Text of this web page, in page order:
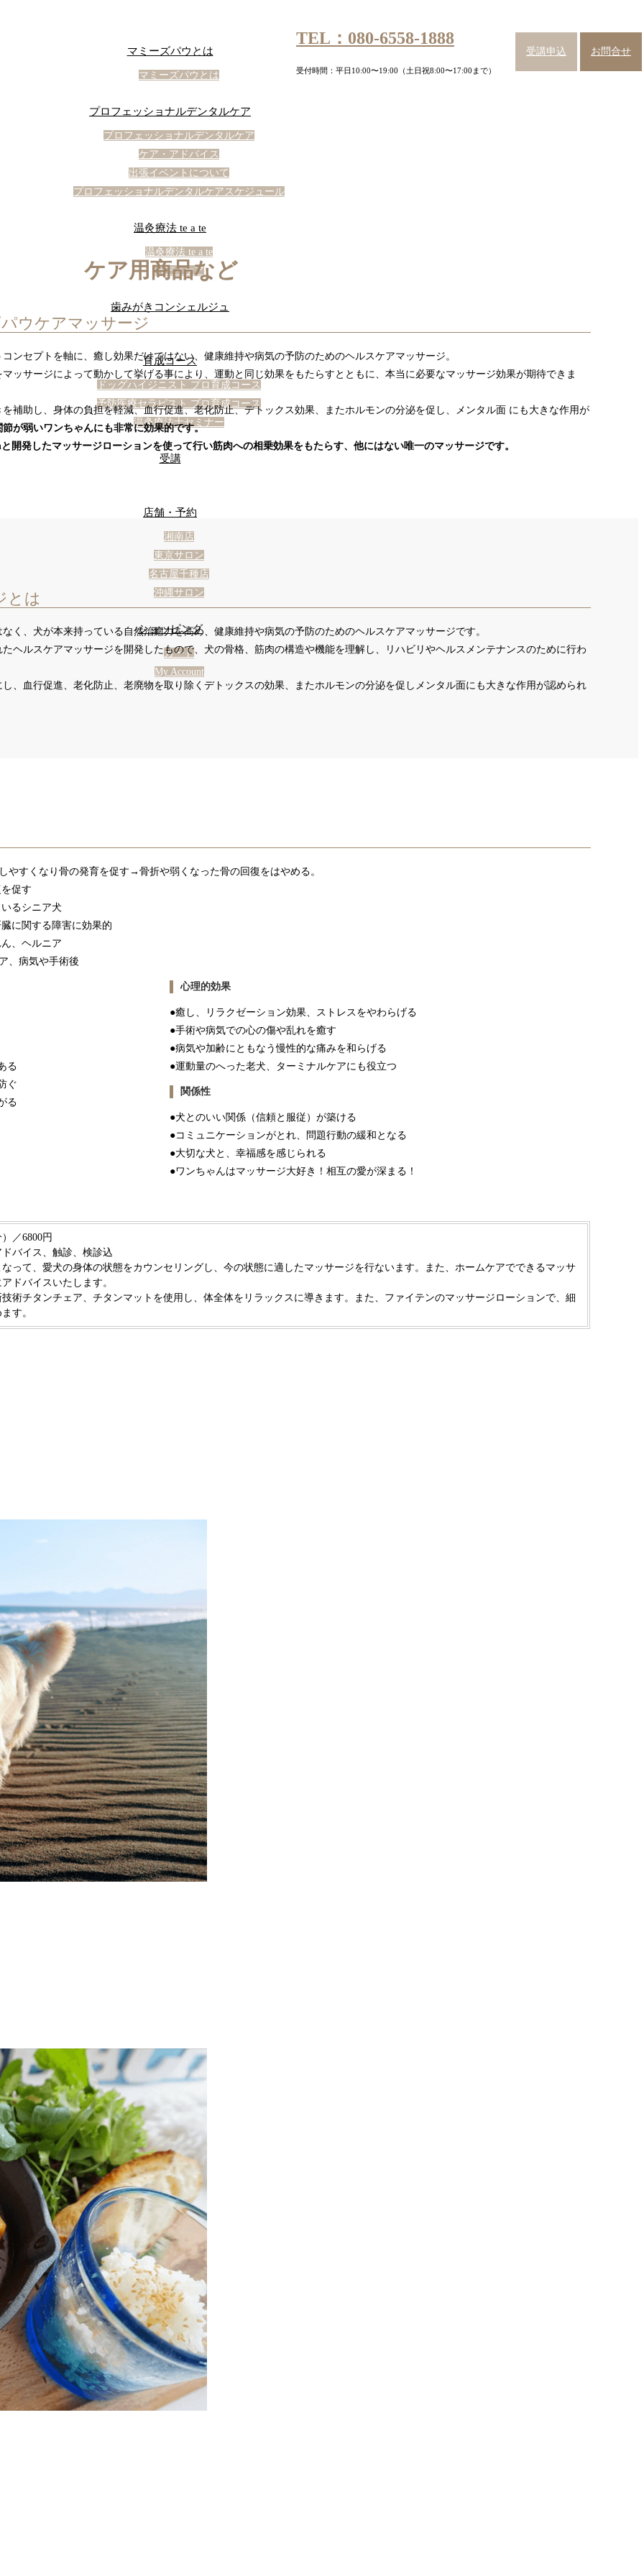
TEL：080-6558-1888
受付時間：平日10:00〜19:00（土日祝8:00〜17:00まで）
受講申込 お問合せ
マミーズパウとは
マミーズパウとは
プロフェッショナルデンタルケア
プロフェッショナルデンタルケア
ケア・アドバイス
出張イベントについて
プロフェッショナルデンタルケアスケジュール
温灸療法 te a te
温灸療法 te a te
ボディケア
歯みがきコンシェルジュ
育成コース
ドッグハイジニスト プロ育成コース
予防医療セラピスト プロ育成コース
温灸療法士セミナー
受講
店舗・予約
湘南店
東京サロン
名古屋千種店
沖縄サロン
ショッピング
カート
My Account
ケア用商品など
パウケアマッサージ
ンセプトを軸に、癒し効果だけではない、健康維持や病気の予防のためのヘルスケアマッサージ。
ッサージによって動かして挙げる事により、運動と同じ効果をもたらすとともに、本当に必要なマッサージ効果が期待できま
補助し、身体の負担を軽減、血行促進、老化防止、デトックス効果、またホルモンの分泌を促し、メンタル面 にも大きな作用が
が弱いワンちゃんにも非常に効果的です。
開発したマッサージローションを使って行い筋肉への相乗効果をもたらす、他にはない唯一のマッサージです。
とは
く、犬が本来持っている自然治癒力を高め、健康維持や病気の予防のためのヘルスケアマッサージです。
ヘルスケアマッサージを開発したもので、犬の骨格、筋肉の構造や機能を理解し、リハビリやヘルスメンテナンスのために行わ
、血行促進、老化防止、老廃物を取り除くデトックスの効果、またホルモンの分泌を促しメンタル面にも大きな作用が認められ
やすくなり骨の発育を促す→骨折や弱くなった骨の回復をはやめる。
促す
るシニア犬
に関する障害に効果的
、ヘルニア
、病気や手術後
る
ぐ
る
心理的効果
●癒し、リラクゼーション効果、ストレスをやわらげる
●手術や病気での心の傷や乱れを癒す
●病気や加齢にともなう慢性的な痛みを和らげる
●運動量のへった老犬、ターミナルケアにも役立つ
関係性
●犬とのいい関係（信頼と服従）が築ける
●コミュニケーションがとれ、問題行動の緩和となる
●大切な犬と、幸福感を感じられる
●ワンちゃんはマッサージ大好き！相互の愛が深まる！
／6800円
バイス、触診、検診込
って、愛犬の身体の状態をカウンセリングし、今の状態に適したマッサージを行ないます。また、ホームケアでできるマッサ
ドバイスいたします。
術チタンチェア、チタンマットを使用し、体全体をリラックスに導きます。また、ファイテンのマッサージローションで、細
す。